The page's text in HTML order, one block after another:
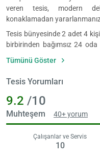
veren tesis, modern
konaklamadan
Tesis bünyesinde 2 adet 4
birbirinden bağımsız 24
bağlantısı gibi özellikler
misafirlerine ev konforunda
saatleri arasında hizmet
Böylece birbirinden
tabağınıza alarak güne
Günün geri kalan
giderek âdeta bir gurme
Tümünü Göster
Tesis Yorumları
9.2 /10
Muhteşem 40+ yorum
Çalışanlar ve Servis
10